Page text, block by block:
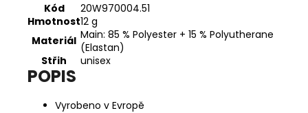
Kód
20W970004.51
Hmotnost12 g
Materiál Main: 85 % Polyester + 15 % Polyutherane
(Elastan)
Střih
unisex
POPIS
Vyrobeno v Evropě